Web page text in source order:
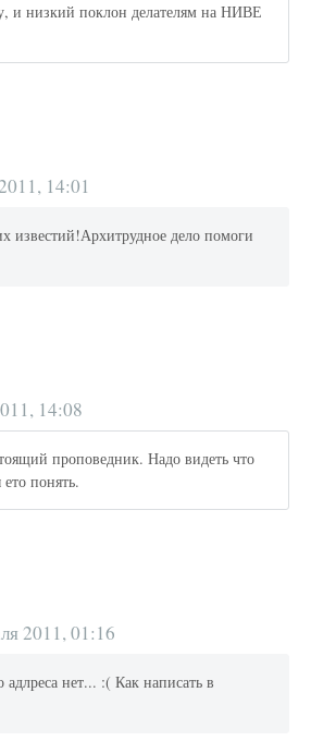
и низкий поклон делателям на НИВЕ
14:01
известий!Архитрудное дело помоги
14:08
проповедник. Надо видеть что
понять.
2011, 01:16
адлреса нет... :( Как написать в